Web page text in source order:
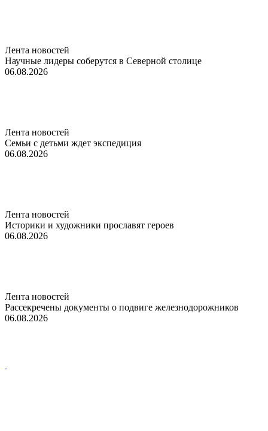
Лента новостей
Научные лидеры соберутся в Северной столице
06.08.2026
Лента новостей
Семьи с детьми ждет экспедиция
06.08.2026
Лента новостей
Историки и художники прославят героев
06.08.2026
Лента новостей
Рассекречены документы о подвиге железнодорожников
06.08.2026